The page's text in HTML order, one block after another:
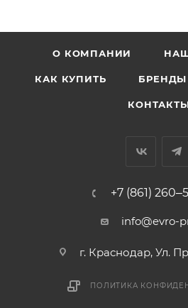
О КОМПАНИИ
КАК КУПИТЬ БРЕНДЫ
+7 (861)
info@evro-
г. Краснодар, ​Ул.
ПОЛИТИКА